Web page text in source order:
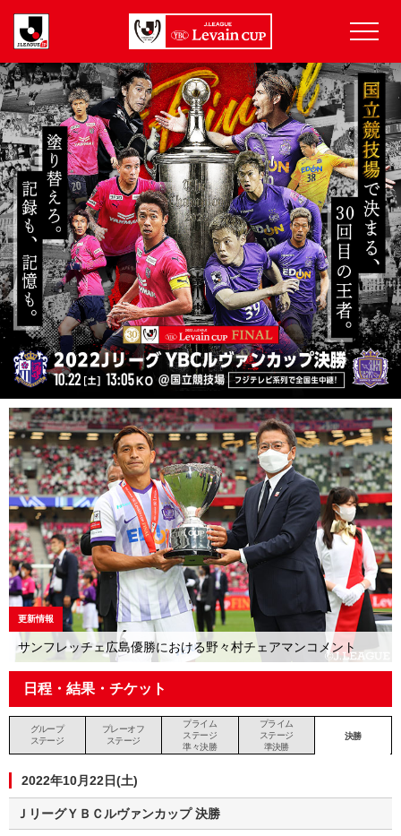
更新情報
サンフレッチェ広島優勝における野々村チェアマンコメント
日程・結果・チケット
グループ
ステージ
プレーオフ
ステージ
プライム
ステージ
準々決勝
プライム
ステージ
準決勝
決勝
2022年10月22日(土)
ＪリーグＹＢＣルヴァンカップ 決勝